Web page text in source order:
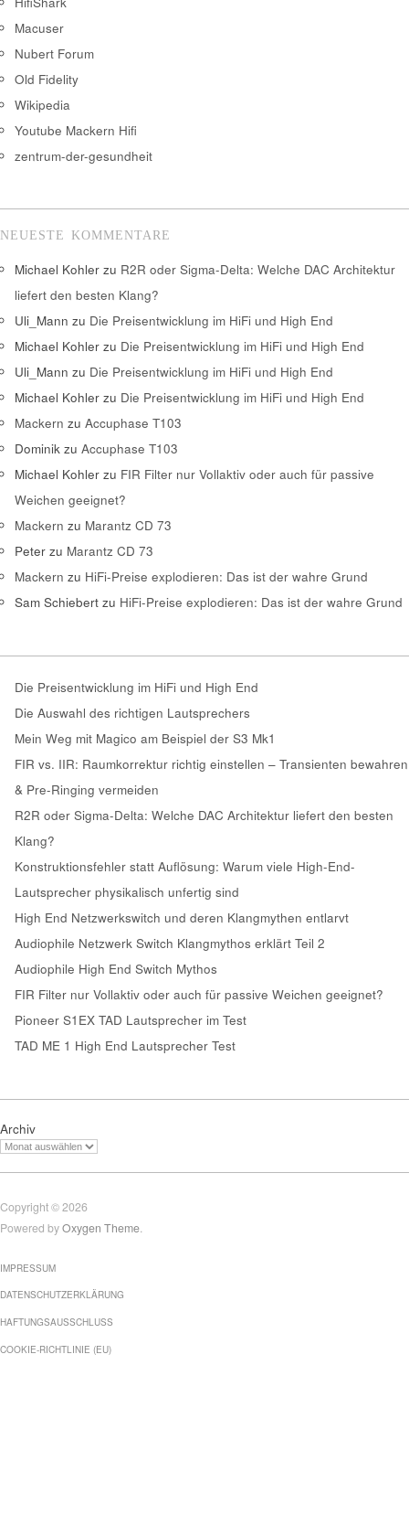
Macuser
Nubert Forum
Old Fidelity
Wikipedia
Youtube Mackern Hifi
zentrum-der-gesundheit
NEUESTE KOMMENTARE
Michael Kohler zu R2R oder Sigma-Delta: Welche DAC Architektur
liefert den besten Klang?
Uli_Mann zu Die Preisentwicklung im HiFi und High End
Michael Kohler zu Die Preisentwicklung im HiFi und High End
Uli_Mann zu Die Preisentwicklung im HiFi und High End
Michael Kohler zu Die Preisentwicklung im HiFi und High End
Mackern zu Accuphase T103
Dominik zu Accuphase T103
Michael Kohler zu FIR Filter nur Vollaktiv oder auch für passive
Weichen geeignet?
Mackern zu Marantz CD 73
Peter zu Marantz CD 73
Mackern zu HiFi-Preise explodieren: Das ist der wahre Grund
Sam Schiebert zu HiFi-Preise explodieren: Das ist der wahre Grund
Die Preisentwicklung im HiFi und High End
Die Auswahl des richtigen Lautsprechers
Mein Weg mit Magico am Beispiel der S3 Mk1
FIR vs. IIR: Raumkorrektur richtig einstellen – Transienten bewahren
& Pre-Ringing vermeiden
R2R oder Sigma-Delta: Welche DAC Architektur liefert den besten
Klang?
Konstruktionsfehler statt Auflösung: Warum viele High-End-
Lautsprecher physikalisch unfertig sind
High End Netzwerkswitch und deren Klangmythen entlarvt
Audiophile Netzwerk Switch Klangmythos erklärt Teil 2
Audiophile High End Switch Mythos
FIR Filter nur Vollaktiv oder auch für passive Weichen geeignet?
Pioneer S1EX TAD Lautsprecher im Test
TAD ME 1 High End Lautsprecher Test
Archiv
Copyright © 2026
Powered byOxygen Theme
IMPRESSUM
DATENSCHUTZERKLÄRUNG
HAFTUNGSAUSSCHLUSS
COOKIE-RICHTLINIE (EU)